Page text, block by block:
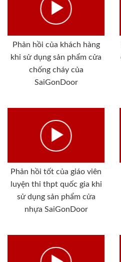
Phản hồi của khách hàng
khi sử dụng sản phẩm cửa
chống cháy của
SaiGonDoor
Phản hồi tốt của giáo viên
luyện thi thpt quốc gia khi
sử dụng sản phẩm cửa
nhựa SaiGonDoor